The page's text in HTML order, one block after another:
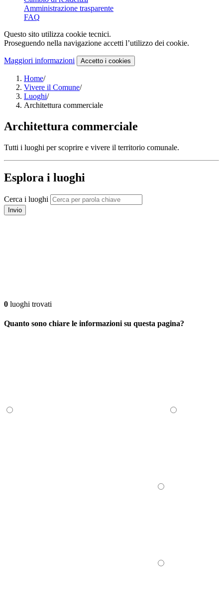
Amministrazione trasparente
FAQ
Questo sito utilizza cookie tecnici.
Proseguendo nella navigazione accetti l’utilizzo dei cookie.
Maggiori informazioni Accetto i cookies
Home/
Vivere il Comune/
Luoghi/
Architettura commerciale
Architettura commerciale
Tutti i luoghi per scoprire e vivere il territorio comunale.
Esplora i luoghi
Cerca i luoghi
Invio
0 luoghi trovati
Quanto sono chiare le informazioni su questa pagina?